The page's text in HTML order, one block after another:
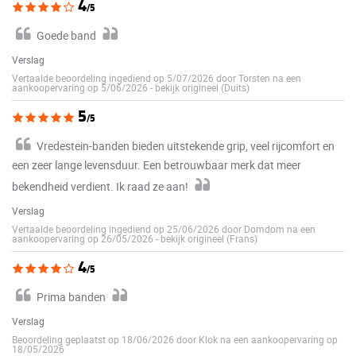
4/5
Goede band
Verslag
Vertaalde beoordeling ingediend op 5/07/2026 door Torsten na een
aankoopervaring op 5/06/2026 - bekijk origineel (Duits)
5/5
Vredestein-banden bieden uitstekende grip, veel rijcomfort en
een zeer lange levensduur. Een betrouwbaar merk dat meer
bekendheid verdient. Ik raad ze aan!
Verslag
Vertaalde beoordeling ingediend op 25/06/2026 door Domdom na een
aankoopervaring op 26/05/2026 -bekijk origineel (Frans)
4/5
Prima banden
Verslag
Beoordeling geplaatst op 18/06/2026 door Klok na een aankoopervaring op
18/05/2026